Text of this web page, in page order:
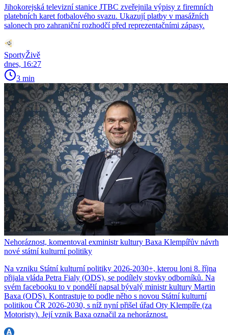
Jihokorejská televizní stanice JTBC zveřejnila výpisy z firemních
platebních karet fotbalového svazu. Ukazují platby v masážních
salonech pro zahraniční rozhodčí před reprezentačními zápasy.
SportyŽivě
dnes, 16:27
3 min
Nehoráznost, komentoval exministr kultury Baxa Klempířův návrh
nové státní kulturní politiky
Na vzniku Státní kulturní politiky 2026-2030+, kterou loni 8. října
přijala vláda Petra Fialy (ODS), se podílely stovky odborníků. Na
svém facebooku to v pondělí napsal bývalý ministr kultury Martin
Baxa (ODS). Kontrastuje to podle něho s novou Státní kulturní
politikou ČR 2026-2030, s níž nyní přišel úřad Oty Klempíře (za
Motoristy). Její vznik Baxa označil za nehoráznost.